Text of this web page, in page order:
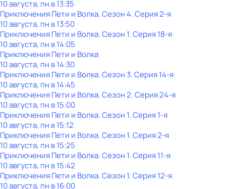
10 августа, пн в 13:35
Приключения Пети и Волка. Сезон 4. Серия 2-я
10 августа, пн в 13:50
Приключения Пети и Волка. Сезон 1. Серия 18-я
10 августа, пн в 14:05
Приключения Пети и Волка
10 августа, пн в 14:30
Приключения Пети и Волка. Сезон 3. Серия 14-я
10 августа, пн в 14:45
Приключения Пети и Волка. Сезон 2. Серия 24-я
10 августа, пн в 15:00
Приключения Пети и Волка. Сезон 1. Серия 1-я
10 августа, пн в 15:12
Приключения Пети и Волка. Сезон 1. Серия 2-я
10 августа, пн в 15:25
Приключения Пети и Волка. Сезон 1. Серия 11-я
10 августа, пн в 15:42
Приключения Пети и Волка. Сезон 1. Серия 12-я
10 августа, пн в 16:00